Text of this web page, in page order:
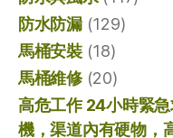
防水防漏(129)
馬桶安裝(18)
馬桶維修(20)
高危工作 24小時緊
機，渠道內有硬物，